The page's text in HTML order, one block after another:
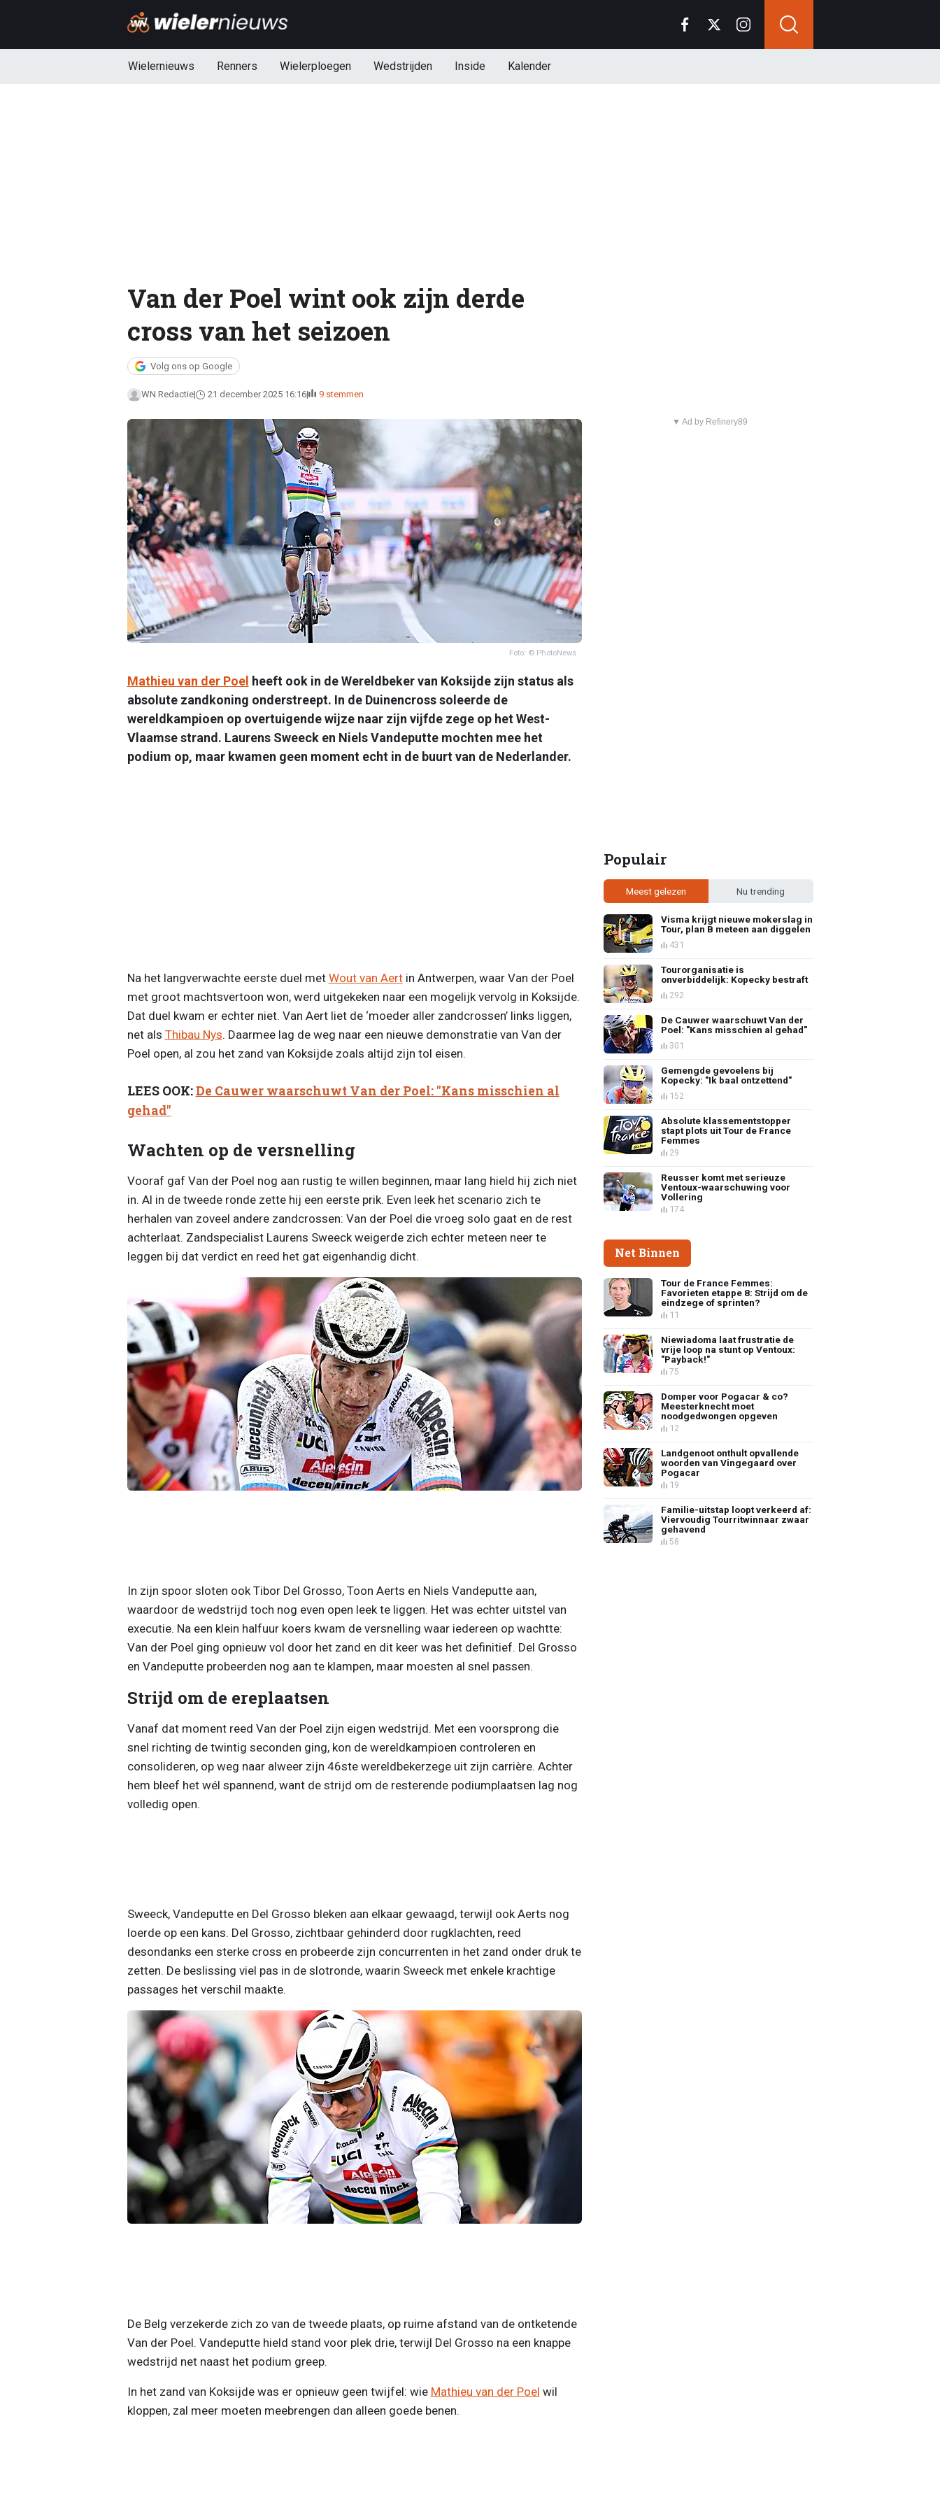
Wielernieuws Renners Wielerploegen Wedstrijden Inside Kalender
Van der Poel wint ook zijn derde
cross van het seizoen
Volg ons op Google
WN Redactie 21 december 2025 16:16 9 stemmen
Foto: © PhotoNews
Mathieu van der Poel heeft ook in de Wereldbeker van Koksijde zijn status als
absolute zandkoning onderstreept. In de Duinencross soleerde de
wereldkampioen op overtuigende wijze naar zijn vijfde zege op het West-
Vlaamse strand. Laurens Sweeck en Niels Vandeputte mochten mee het
podium op, maar kwamen geen moment echt in de buurt van de Nederlander.
Na het langverwachte eerste duel met Wout van Aertin Antwerpen, waar Van der Poel
met groot machtsvertoon won, werd uitgekeken naar een mogelijk vervolg in Koksijde.
Dat duel kwam er echter niet. Van Aert liet de ‘moeder aller zandcrossen’ links liggen,
net als Thibau Nys. Daarmee lag de weg naar een nieuwe demonstratie van Van der
Poel open, al zou het zand van Koksijde zoals altijd zijn tol eisen.
LEES OOK:De Cauwer waarschuwt Van der Poel: "Kans misschien al
gehad"
Wachten op de versnelling
Vooraf gaf Van der Poel nog aan rustig te willen beginnen, maar lang hield hij zich niet
in. Al in de tweede ronde zette hij een eerste prik. Even leek het scenario zich te
herhalen van zoveel andere zandcrossen: Van der Poel die vroeg solo gaat en de rest
achterlaat. Zandspecialist Laurens Sweeck weigerde zich echter meteen neer te
leggen bij dat verdict en reed het gat eigenhandig dicht.
In zijn spoor sloten ook Tibor Del Grosso, Toon Aerts en Niels Vandeputte aan,
waardoor de wedstrijd toch nog even open leek te liggen. Het was echter uitstel van
executie. Na een klein halfuur koers kwam de versnelling waar iedereen op wachtte:
Van der Poel ging opnieuw vol door het zand en dit keer was het definitief. Del Grosso
en Vandeputte probeerden nog aan te klampen, maar moesten al snel passen.
Strijd om de ereplaatsen
Vanaf dat moment reed Van der Poel zijn eigen wedstrijd. Met een voorsprong die
snel richting de twintig seconden ging, kon de wereldkampioen controleren en
consolideren, op weg naar alweer zijn 46ste wereldbekerzege uit zijn carrière. Achter
hem bleef het wél spannend, want de strijd om de resterende podiumplaatsen lag nog
volledig open.
Sweeck, Vandeputte en Del Grosso bleken aan elkaar gewaagd, terwijl ook Aerts nog
loerde op een kans. Del Grosso, zichtbaar gehinderd door rugklachten, reed
desondanks een sterke cross en probeerde zijn concurrenten in het zand onder druk te
zetten. De beslissing viel pas in de slotronde, waarin Sweeck met enkele krachtige
passages het verschil maakte.
De Belg verzekerde zich zo van de tweede plaats, op ruime afstand van de ontketende
Van der Poel. Vandeputte hield stand voor plek drie, terwijl Del Grosso na een knappe
wedstrijd net naast het podium greep.
In het zand van Koksijde was er opnieuw geen twijfel: wie Mathieu van der Poel wil
kloppen, zal meer moeten meebrengen dan alleen goede benen.
▼ Ad by Refinery89
Populair
Meest gelezen Nu trending
Visma krijgt nieuwe mokerslag in
Tour, plan B meteen aan diggelen
431
Tourorganisatie is
onverbiddelijk: Kopecky bestraft
292
De Cauwer waarschuwt Van der
Poel: "Kans misschien al gehad"
301
Gemengde gevoelens bij
Kopecky: "Ik baal ontzettend"
152
Absolute klassementstopper
stapt plots uit Tour de France
Femmes
29
Reusser komt met serieuze
Ventoux-waarschuwing voor
Vollering
174
Net Binnen
Tour de France Femmes:
Favorieten etappe 8: Strijd om de
eindzege of sprinten?
11
Niewiadoma laat frustratie de
vrije loop na stunt op Ventoux:
"Payback!"
75
Domper voor Pogacar & co?
Meesterknecht moet
noodgedwongen opgeven
12
Landgenoot onthult opvallende
woorden van Vingegaard over
Pogacar
19
Familie-uitstap loopt verkeerd af:
Viervoudig Tourritwinnaar zwaar
gehavend
58